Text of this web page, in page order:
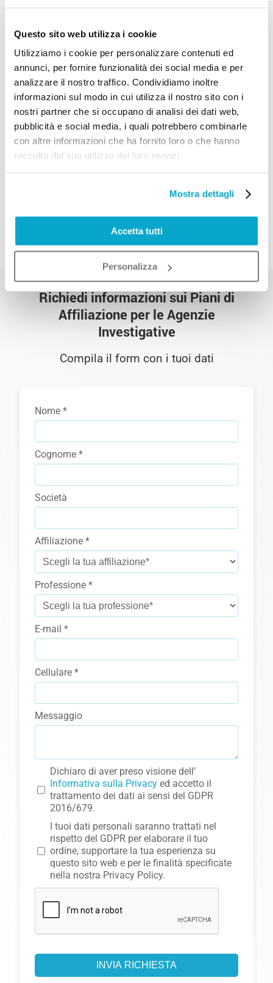
Questo sito web utilizza i cookie
Utilizziamo i cookie per personalizzare contenuti ed
annunci, per fornire funzionalità dei social media e per
analizzare il nostro traffico. Condividiamo inoltre
informazioni sul modo in cui utilizza il nostro sito con i
nostri partner che si occupano di analisi dei dati web,
pubblicità e social media, i quali potrebbero combinarle
con altre informazioni che ha fornito loro o che hanno
raccolto dal suo utilizzo dei loro servizi.
Mostra dettagli
Accetta tutti
Personalizza
nessun costo di attivazione o di manutenzione,
patrimoniali,
personalizzazione della tua piattaforma con il
tuo logo, i tuoi colori, i tuoi dati aziendali e di
contatto (email e telefono).
Agevola il tuo lavoro con la piattaforma di
VisureNetwork ®: puoi richiedere non solo le
visure estratte in tempo reale dalle banche
commerciali, i servizi di rintraccio debitori e
su persone e aziende.
Richiedi informazioni sui Piani di
Affiliazione per le Agenzie
Investigative
Compila il form con i tuoi dati
Nome *
Cognome *
Società
Affiliazione *
Professione *
E-mail *
Cellulare *
Messaggio
Dichiaro di aver preso visione dell’
Informativa sulla Privacy ed accetto il
trattamento dei dati ai sensi del GDPR
2016/679.
I tuoi dati personali saranno trattati nel
rispetto del GDPR per elaborare il tuo
ordine, supportare la tua esperienza su
questo sito web e per le finalità specificate
nella nostra Privacy Policy.
INVIA RICHIESTA